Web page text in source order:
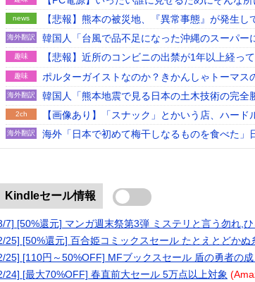
news 【悲報】熊本の被災地、『異常事態』が発生し
海外翻訳
韓国人「台風で品不足になった沖縄のスーパ
んです…」
趣味 【悲報】近所のコンビニの出禁が1年以上経っ
趣味 ポルターガイストなのか？きかんしゃトーマス
海外翻訳
韓国人「熊本地震で見る日本の土木技術の完
うのを見ると日本人は何か適当に作る感じが
2ch 【画像あり】「スナック」とかいう店、ハー
海外翻訳 海外「日本で初めて梅干しなるものを食べた
RACCOの一番の特徴よな
news 【日本横断】大型の台風15号(チャンホン)…お
2ch 白浜町「100万やるからパンダに代わる観光資源
趣味 路上駐車経験率が過去最少の21%へ低下！タイ
2ch
撃の理由 7万いいね
【ポケスリ】食材とくいは59でとめてるが妥
Kindleセール情報
7] [50%還元] マンガ週末祭第3弾 ミステリと言う勿れ,
25] [50%還元] 百合姫コミックスセール たとえとどかぬ
25] [110円～50%OFF] MFブックスセール 盾の勇者の
24] [最大70%OFF] 春直前大セール 5万点以上対象